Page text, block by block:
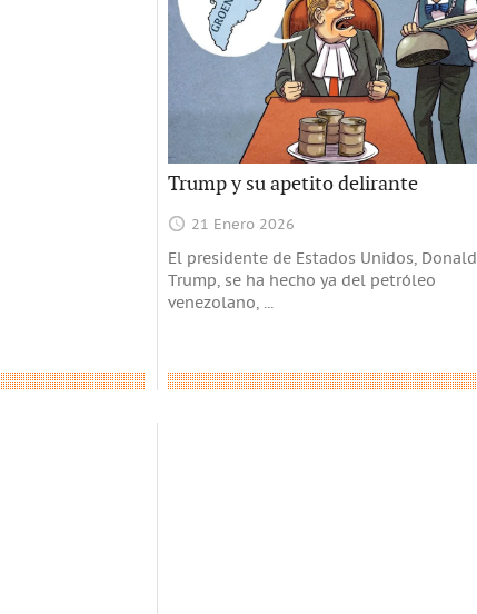
Trump y su apetito delirante
21 Enero 2026
El presidente de Estados Unidos, Donald
Trump, se ha hecho ya del petróleo
venezolano, ...